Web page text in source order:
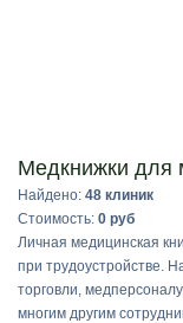
Медкнижки для
Найдено: 48 клиник
Стоимость: 0 руб
Личная медицинская
при трудоустройстве.
торговли,
многим другим